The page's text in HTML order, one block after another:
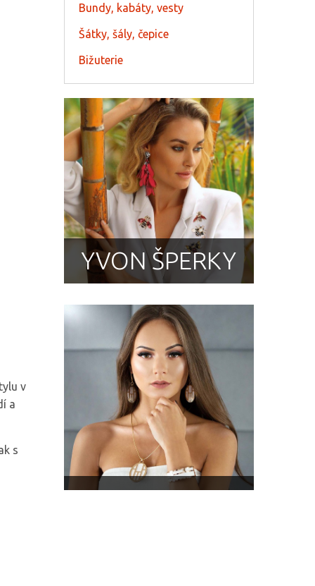
v
a
s
Bundy, kabáty, vesty
Šátky, šály, čepice
Bižuterie
YVON ŠPERKY